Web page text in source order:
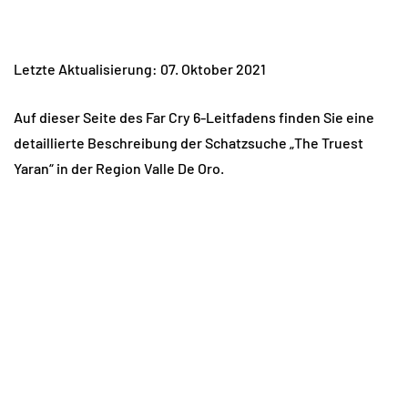
Letzte Aktualisierung: 07. Oktober 2021
Auf dieser Seite des Far Cry 6-Leitfadens finden Sie eine
detaillierte Beschreibung der Schatzsuche „The Truest
Yaran“ in der Region Valle De Oro.